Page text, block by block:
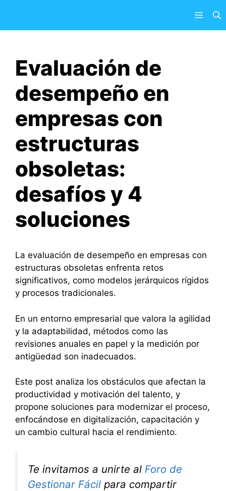
contenido
Menú
Evaluación de
desempeño en
empresas con
estructuras
obsoletas:
desafíos y 4
soluciones
La evaluación de desempeño en empresas con
estructuras obsoletas enfrenta retos
significativos, como modelos jerárquicos rígidos
y procesos tradicionales.
En un entorno empresarial que valora la agilidad
y la adaptabilidad, métodos como las
revisiones anuales en papel y la medición por
antigüedad son inadecuados.
Este post analiza los obstáculos que afectan la
productividad y motivación del talento, y
propone soluciones para modernizar el proceso,
enfocándose en digitalización, capacitación y
un cambio cultural hacia el rendimiento.
Te invitamos a unirte al Foro de
Gestionar Fácil para compartir